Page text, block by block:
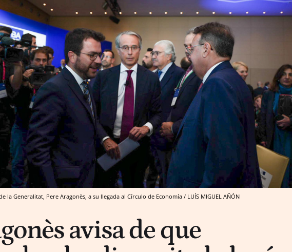
la Generalitat, Pere Aragonès, a su llegada al Círculo de Economía / LUÍS MIGUEL AÑÓN
avisa de que